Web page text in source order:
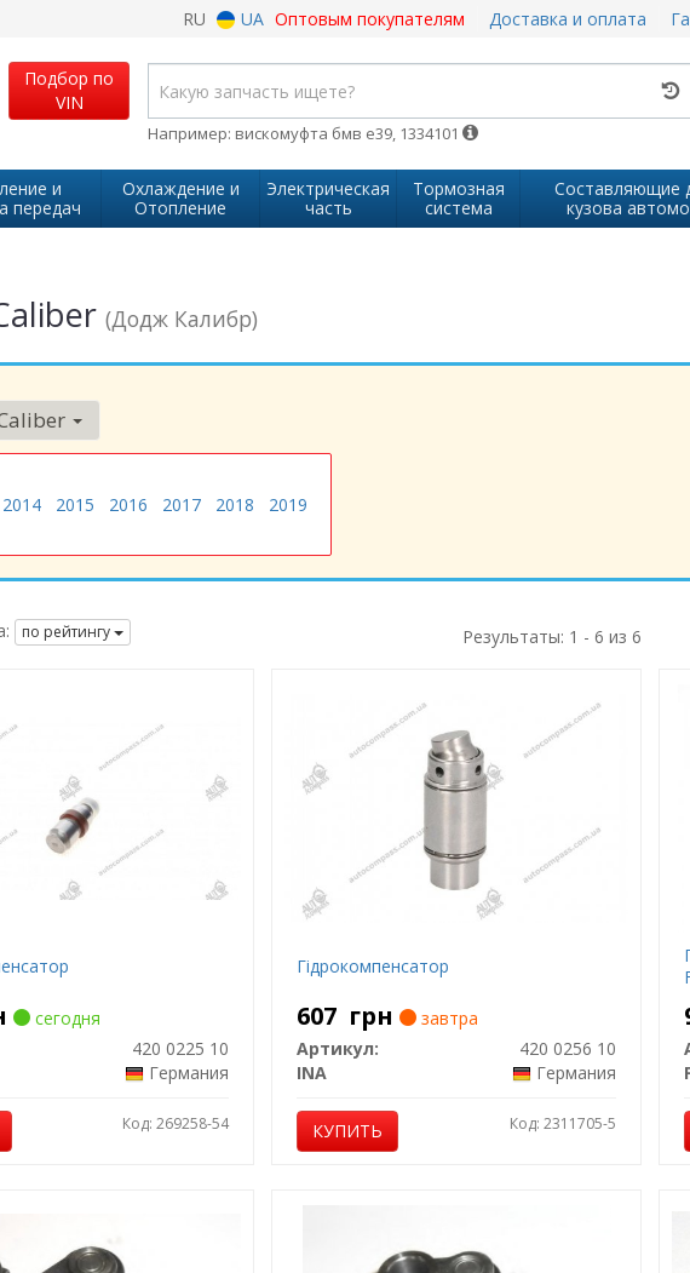
RU UA Оптовым покупателям Доставка и оплата
Подбор по
VIN
Например: вискомуфта бмв е39, 1334101
и
передач
Охлаждение и
Отопление
Электрическая
часть
Тормозная
система
Составляющие
кузова
(Додж Калибр)
2014 2015 2016 2017 2018
2019
по рейтингу Результаты: 1 - 6 из 6
сегодня
420 0225 10
Германия
Код: 269258-54
Гідрокомпенсатор
607 грн
завтра
Артикул:
420 0256 10
INA
Германия
КУПИТЬ Код: 2311705-5